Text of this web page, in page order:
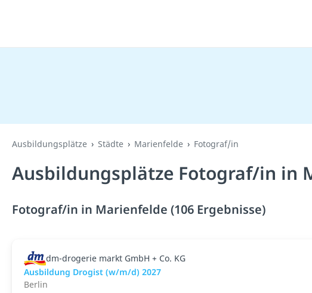
Ausbildungsplätze Städte Marienfelde Fotograf/in
Ausbildungsplätze Fotograf/in in
Fotograf/in in Marienfelde (106 Ergebnisse)
dm-drogerie markt GmbH + Co. KG
Ausbildung Drogist (w/m/d) 2027
Berlin